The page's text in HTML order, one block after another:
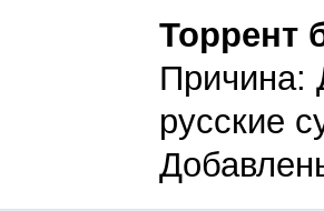
Торрент
Причина:
русские